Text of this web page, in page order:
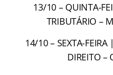
13/10 – QUINTA-
TRIBUTÁRIO –
14/10 – SEXTA-
DIREITO –